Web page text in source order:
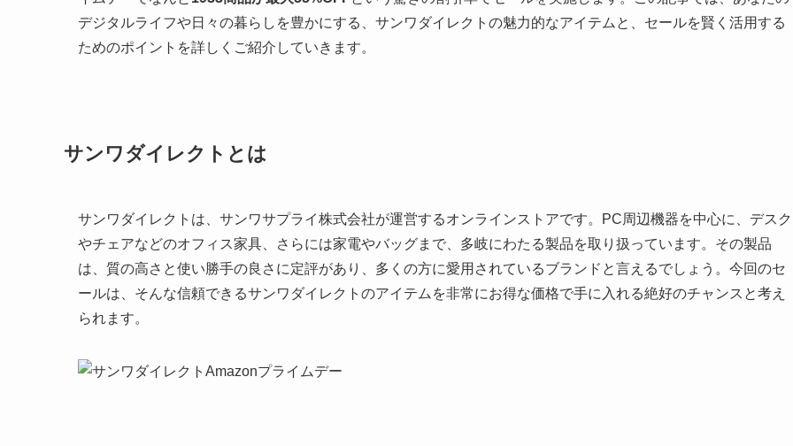
デジタルライフや日々の暮らしを豊かにする、サンワダイレクトの魅力的なアイテムと、セールを賢く活用する
ためのポイントを詳しくご紹介していきます。
サンワダイレクトとは
サンワダイレクトは、サンワサプライ株式会社が運営するオンラインストアです。PC周辺機器を中心に、デスク
やチェアなどのオフィス家具、さらには家電やバッグまで、多岐にわたる製品を取り扱っています。その製品
は、質の高さと使い勝手の良さに定評があり、多くの方に愛用されているブランドと言えるでしょう。今回のセ
ールは、そんな信頼できるサンワダイレクトのアイテムを非常にお得な価格で手に入れる絶好のチャンスと考え
られます。